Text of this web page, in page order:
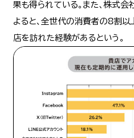
果も得られている。また、株式
よると、全世代の消費者の8割
店を訪れた経験があるという。